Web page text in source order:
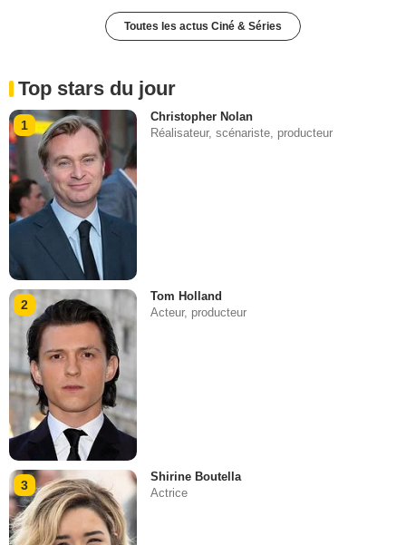
Toutes les actus Ciné & Séries
Top stars du jour
1
Christopher Nolan
Réalisateur, scénariste, producteur
2
Tom Holland
Acteur, producteur
3
Shirine Boutella
Actrice